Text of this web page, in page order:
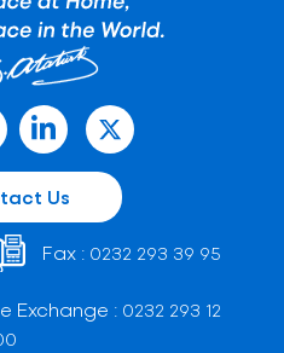
Us
Fax : 0232 293 39 95
Exchange : 0232 293 12